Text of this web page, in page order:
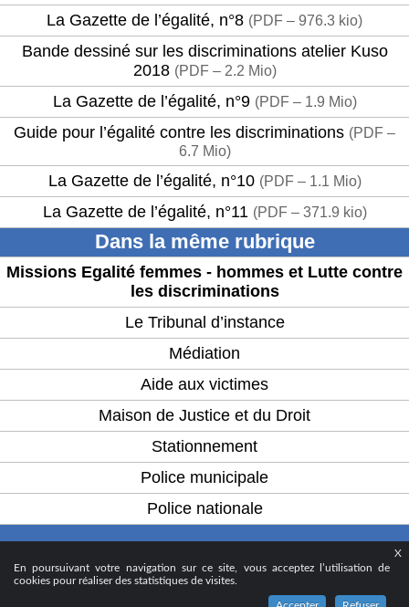
X
En poursuivant votre navigation sur ce site, vous acceptez l’utilisation de
cookies pour réaliser des statistiques de visites.
La Gazette de l’égalité, n°8 (PDF – 976.3 kio)
Bande dessiné sur les discriminations atelier Kuso
2018 (PDF – 2.2 Mio)
La Gazette de l’égalité, n°9 (PDF – 1.9 Mio)
Guide pour l’égalité contre les discriminations (PDF –
6.7 Mio)
La Gazette de l’égalité, n°10 (PDF – 1.1 Mio)
La Gazette de l’égalité, n°11 (PDF – 371.9 kio)
Dans la même rubrique
Missions Egalité femmes - hommes et Lutte contre
les discriminations
Le Tribunal d’instance
Médiation
Aide aux victimes
Maison de Justice et du Droit
Stationnement
Police municipale
Police nationale
© 2024 - Ville d’Aubervilliers